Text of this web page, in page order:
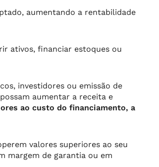
aumentando a rentabilidade
ativos, financiar estoques ou
investidores ou emissão de
aumentar a receita e
ao custo do financiamento, a
valores superiores ao seu
margem de garantia ou em